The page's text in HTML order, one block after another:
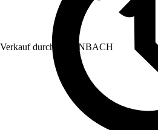
Verkauf durch: HORNBACH